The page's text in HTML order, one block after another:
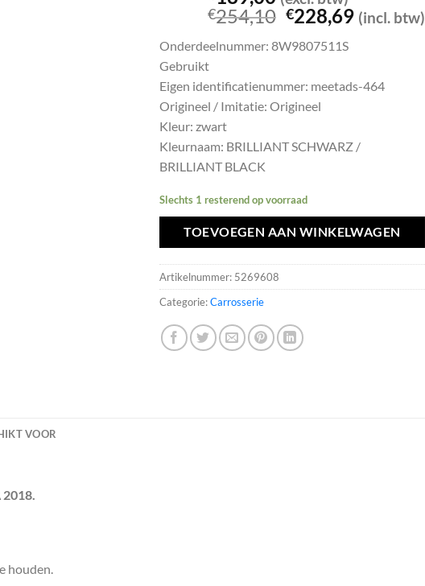
€254,10 Oorspronkelijke
was:
€228,69Huidige
(incl. btw)
Onderdeelnummer: 8W9807511S
Gebruikt
Eigen identificatienummer: meetads-464
Origineel / Imitatie: Origineel
Kleur: zwart
Kleurnaam: BRILLIANT SCHWARZ /
BRILLIANT BLACK
Slechts 1 resterend op voorraad
TOEVOEGEN AAN WINKELWAGEN
Artikelnummer: 5269608
Categorie:Carrosserie
VOOR
2018.
houden.